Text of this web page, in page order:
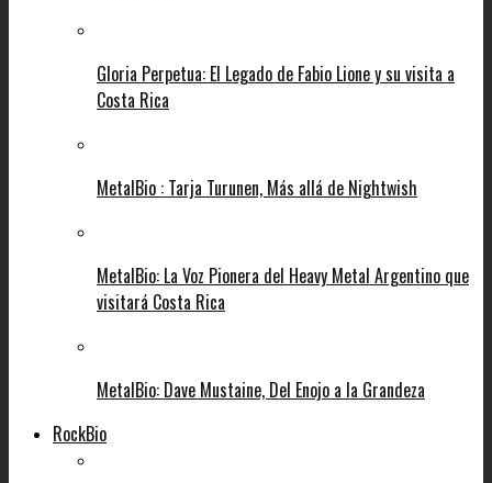
Gloria Perpetua: El Legado de Fabio Lione y su visita a
Costa Rica
MetalBio : Tarja Turunen, Más allá de Nightwish
MetalBio: La Voz Pionera del Heavy Metal Argentino que
visitará Costa Rica
MetalBio: Dave Mustaine, Del Enojo a la Grandeza
RockBio